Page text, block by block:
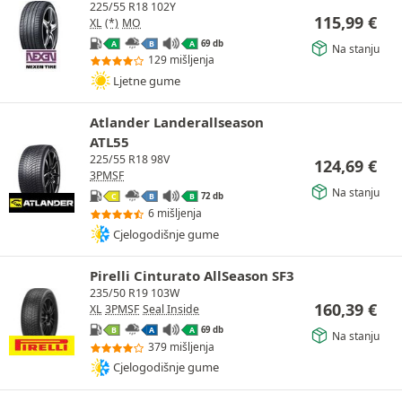
225/55 R18 102Y
XL (*) MO
A B A 69 db
129 mišljenja
Ljetne gume
115,99 €
Na stanju
Atlander Landerallseason
ATL55
225/55 R18 98V
3PMSF
C B B 72 db
6 mišljenja
Cjelogodišnje gume
124,69 €
Na stanju
Pirelli Cinturato AllSeason SF3
235/50 R19 103W
XL 3PMSF Seal Inside
B A A 69 db
379 mišljenja
Cjelogodišnje gume
160,39 €
Na stanju